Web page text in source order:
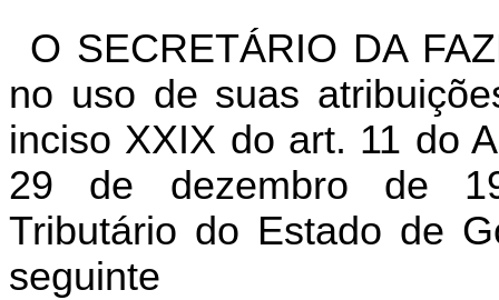
O SECRETÁRIO DA
no uso de suas
inciso XXIX do art. 11 do
29 de dezembro de
Tributário do Estado de
seguinte